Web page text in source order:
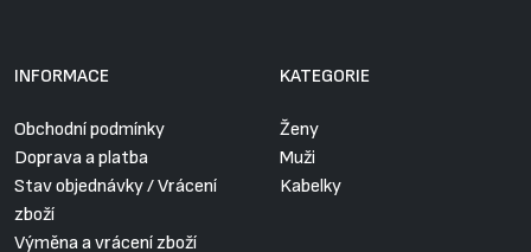
INFORMACE
Obchodní podmínky
Doprava a platba
Stav objednávky / Vrácení
zboží
Výměna a vrácení zboží
KATEGORIE
Ženy
Muži
Kabelky